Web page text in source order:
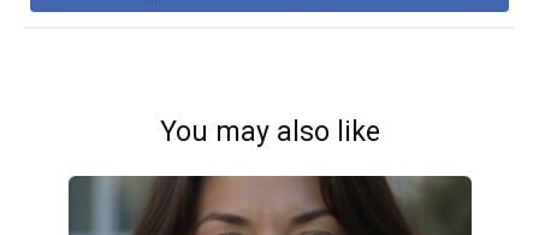
You may also like